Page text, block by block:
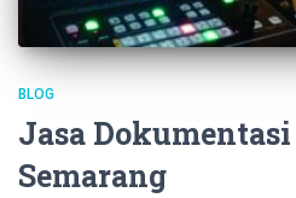
BLOG
Jasa
Semarang